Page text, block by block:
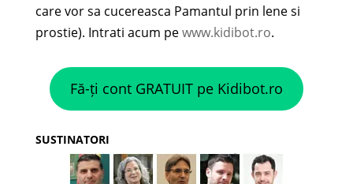
care vor sa cucereasca Pamantul prin lene si
prostie). Intrati acum pewww.kidibot.ro.
Fă-ți cont GRATUIT pe Kidibot.ro
SUSTINATORI